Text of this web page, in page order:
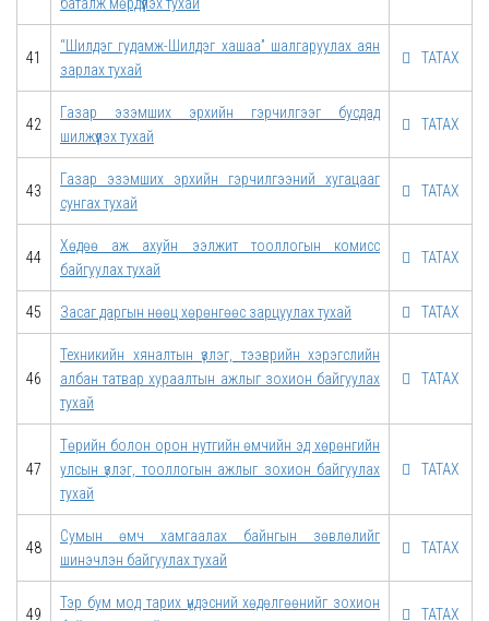
41
“Шилдэг гудамж-Шилдэг хашаа” шалгаруулах аян
зарлах тухай
ТАТАХ
42
Газар эзэмших эрхийн гэрчилгээг бусдад
шилжүүлэх тухай
ТАТАХ
43
Газар эзэмших эрхийн гэрчилгээний хугацааг
сунгах тухай
ТАТАХ
44
Хөдөө аж ахуйн ээлжит тооллогын комисс
байгуулах тухай
ТАТАХ
45 Засаг даргын нөөц хөрөнгөөс зарцуулах тухай ТАТАХ
46
Техникийн хяналтын үзлэг, тээврийн хэрэгслийн
албан татвар хураалтын ажлыг зохион байгуулах
тухай
ТАТАХ
47
Төрийн болон орон нутгийн өмчийн эд хөрөнгийн
улсын үзлэг, тооллогын ажлыг зохион байгуулах
тухай
ТАТАХ
48
Сумын өмч хамгаалах байнгын зөвлөлийг
шинэчлэн байгуулах тухай
ТАТАХ
49
Тэр бум мод тарих үндэсний хөдөлгөөнийг зохион
ТАТАХ